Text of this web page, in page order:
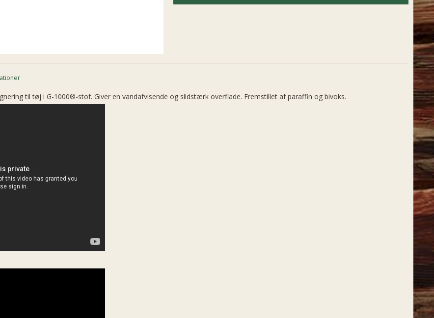
til tøj i G-1000®-stof. Giver en vandafvisende og slidstærk overflade. Fremstillet af paraffin og bivoks.